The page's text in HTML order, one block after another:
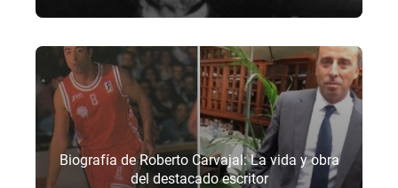
Biografía de Roberto Carvajal: La vida y obra
del destacado escritor